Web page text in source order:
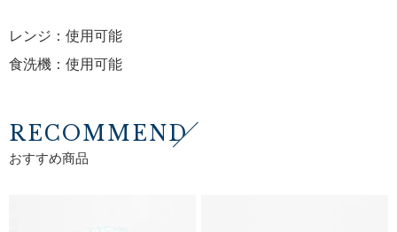
レンジ：使用可能
食洗機：使用可能
RECOMMEND
おすすめ商品